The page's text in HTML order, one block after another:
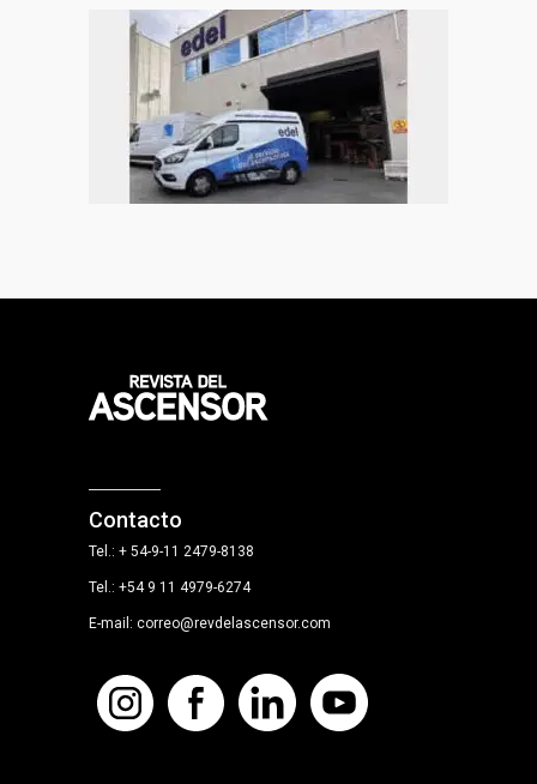
Contacto
Tel.: + 54-9-11 2479-8138
Tel.: +54 9 11 4979-6274
E-mail: correo@revdelascensor.com